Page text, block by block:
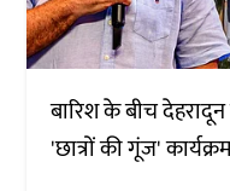
बारिश के बीच
'छात्रों की गूंज'